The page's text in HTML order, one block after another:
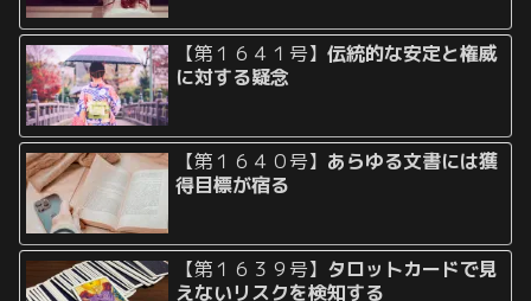
【第１６４１号】伝統的な安定と権威
に対する疑念
【第１６４０号】 あらゆる文書には獲
得目標が宿る
【第１６３９号】 タロットカードで見
えないリスクを検知する